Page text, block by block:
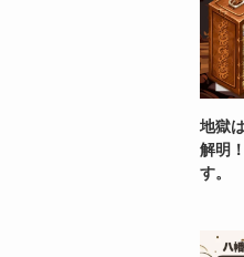
地獄
解明
す。